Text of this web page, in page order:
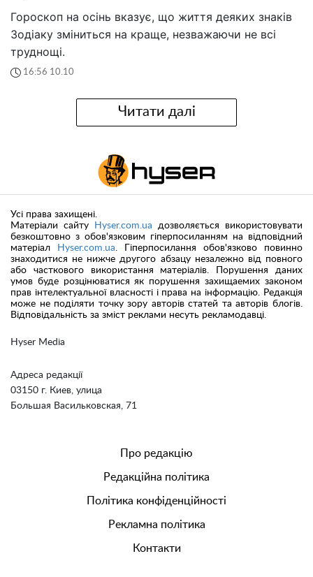
Гороскоп на осінь вказує, що життя деяких знаків
Зодіаку зміниться на краще, незважаючи не всі
труднощі.
16:56 10.10
Читати далі
Hyser Media
Адреса редакції
03150 г. Киев, улица
Большая Васильковская, 71
Усі права захищені.
Матеріали сайту
Hyser.com.ua дозволяється використовувати
безкоштовно з обов'язковим гіперпосиланням на відповідний
матеріал
Hyser.com.ua . Гіперпосилання обов'язково повинно
знаходитися не нижче другого абзацу незалежно від повного
або часткового використання матеріалів. Порушення даних
умов буде розцінюватися як порушення захищаемих законом
прав інтелектуальної власності і права на інформацію. Редакція
може не поділяти точку зору авторів статей та авторів блогів.
Відповідальність за зміст реклами несуть рекламодавці.
Про редакцію
Редакційна політика
Політика конфіденційності
Рекламна політика
Контакти